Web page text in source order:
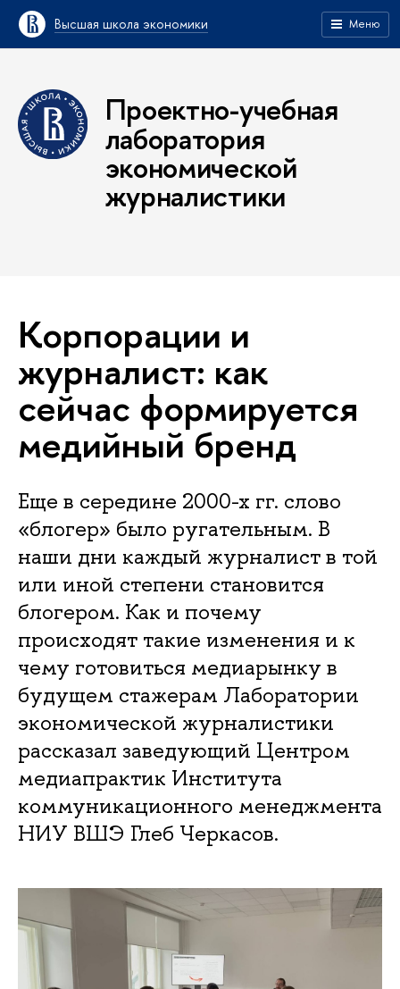
Высшая школа экономики Меню
Проектно-учебная
лаборатория
экономической
журналистики
Корпорации и
журналист: как
сейчас формируется
медийный бренд
Еще в середине 2000-х гг. слово
«блогер» было ругательным. В
наши дни каждый журналист в той
или иной степени становится
блогером. Как и почему
происходят такие изменения и к
чему готовиться медиарынку в
будущем стажерам Лаборатории
экономической журналистики
рассказал заведующий Центром
медиапрактик Института
коммуникационного менеджмента
НИУ ВШЭ Глеб Черкасов.